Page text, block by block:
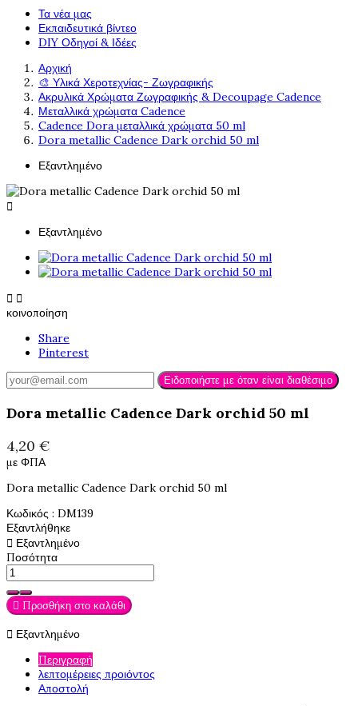
Τα νέα μας
Εκπαιδευτικά βίντεο
DIY Οδηγοί & Ιδέες
Αρχική
🎨 Υλικά Χεροτεχνίας- Ζωγραφικής
Ακρυλικά Χρώματα Ζωγραφικής & Decoupage Cadence
Μεταλλικά χρώματα Cadence
Cadence Dora μεταλλικά χρώματα 50 ml
Dora metallic Cadence Dark orchid 50 ml
Εξαντλημένο

Εξαντλημένο
 
κοινοποίηση
Share
Pinterest
Ειδοποιήστε με όταν είναι διαθέσιμο
Dora metallic Cadence Dark orchid 50 ml
4,20 €
με ΦΠΑ
Dora metallic Cadence Dark orchid 50 ml
Κωδικός : DM139
Εξαντλήθηκε
 Εξαντλημένο
Ποσότητα
 Προσθήκη στο καλάθι
 Εξαντλημένο
Περιγραφή
λεπτομέρειες προιόντος
Αποστολή